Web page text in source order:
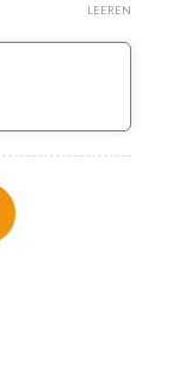
LEEREN
kräftiges und